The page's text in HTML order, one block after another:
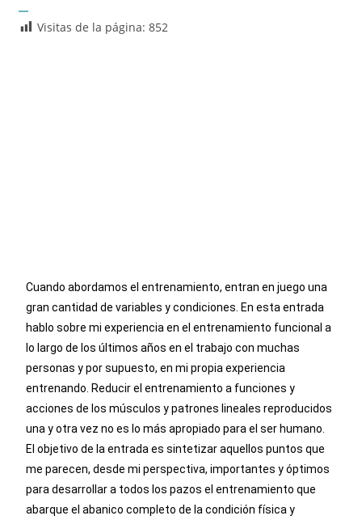
Visitas de la página: 852
Cuando abordamos el entrenamiento, entran en juego una
gran cantidad de variables y condiciones. En esta entrada
hablo sobre mi experiencia en el entrenamiento funcional a
lo largo de los últimos años en el trabajo con muchas
personas y por supuesto, en mi propia experiencia
entrenando. Reducir el entrenamiento a funciones y
acciones de los músculos y patrones lineales reproducidos
una y otra vez no es lo más apropiado para el ser humano.
El objetivo de la entrada es sintetizar aquellos puntos que
me parecen, desde mi perspectiva, importantes y óptimos
para desarrollar a todos los pazos el entrenamiento que
abarque el abanico completo de la condición física y